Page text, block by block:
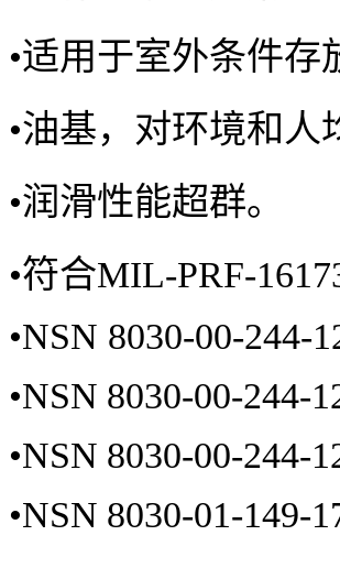
•适用于室外条件存
•油基，对环境和人
•润滑性能超群。
•符合MIL-PRF-
•NSN 8030-00-244-
•NSN 8030-00-244-
•NSN 8030-00-244-
•NSN 8030-01-149-